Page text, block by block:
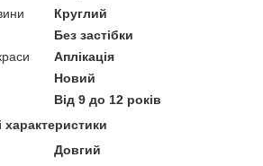
Круглий
Без застібки
Аплікація
Новий
Від 9 до 12 років
Довгий